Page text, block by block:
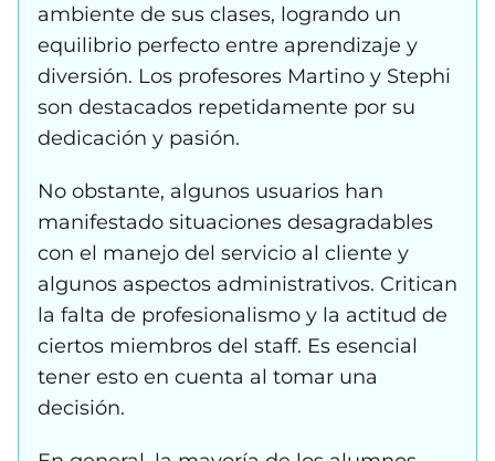
ambiente de sus clases, logrando un
equilibrio perfecto entre aprendizaje y
diversión. Los profesores Martino y Stephi
son destacados repetidamente por su
dedicación y pasión.
No obstante, algunos usuarios han
manifestado situaciones desagradables
con el manejo del servicio al cliente y
algunos aspectos administrativos. Critican
la falta de profesionalismo y la actitud de
ciertos miembros del staff. Es esencial
tener esto en cuenta al tomar una
decisión.